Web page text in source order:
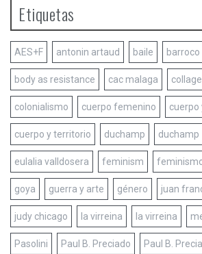
Etiquetas
AES+F antonin artaud baile barroco
body as resistance cac malaga collage
colonialismo cuerpo femenino cuerpo
cuerpo y territorio duchamp duchamp
eulalia valldosera feminism
goya guerra y arte género juan
judy chicago la virreina la virreina
Pasolini Paul B. Preciado Paul B.